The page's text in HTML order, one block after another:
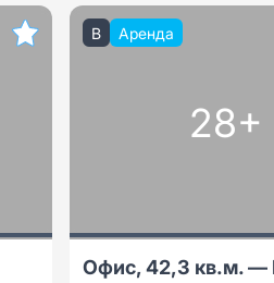
B Аренда
28+
Офис, 42,3 кв.м. —